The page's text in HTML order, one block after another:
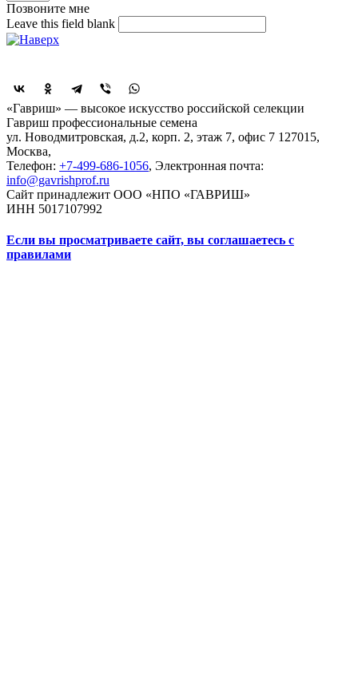
Позвоните мне
Leave this field blank
«Гавриш» — высокое искусство российской селекции
Гавриш профессиональные семена
ул. Новодмитровская, д.2, корп. 2, этаж 7, офис 7 127015,
Москва,
Телефон: +7-499-686-1056, Электронная почта:
info@gavrishprof.ru
Сайт принадлежит ООО «НПО «ГАВРИШ»
ИНН 5017107992
Если вы просматриваете сайт, вы соглашаетесь с
правилами